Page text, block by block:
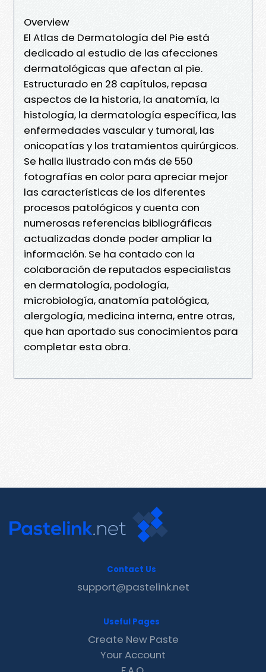
Overview
El Atlas de Dermatología del Pie está
dedicado al estudio de las afecciones
dermatológicas que afectan al pie.
Estructurado en 28 capítulos, repasa
aspectos de la historia, la anatomía, la
histología, la dermatología específica, las
enfermedades vascular y tumoral, las
onicopatías y los tratamientos quirúrgicos.
Se halla ilustrado con más de 550
fotografías en color para apreciar mejor
las características de los diferentes
procesos patológicos y cuenta con
numerosas referencias bibliográficas
actualizadas donde poder ampliar la
información. Se ha contado con la
colaboración de reputados especialistas
en dermatología, podología,
microbiología, anatomía patológica,
alergología, medicina interna, entre otras,
que han aportado sus conocimientos para
completar esta obra.
Contact Us
support@pastelink.net
Useful Pages
Create New Paste
Your Account